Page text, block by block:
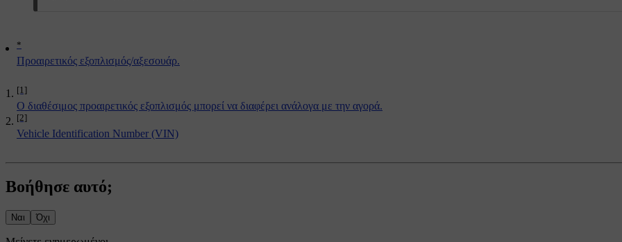
*
Προαιρετικός εξοπλισμός/αξεσουάρ.
[1]
Ο διαθέσιμος προαιρετικός εξοπλισμός μπορεί να διαφέρει ανάλογα με την αγορά.
[2]
Vehicle Identification Number (VIN)
Βοήθησε αυτό;
Ναι Όχι